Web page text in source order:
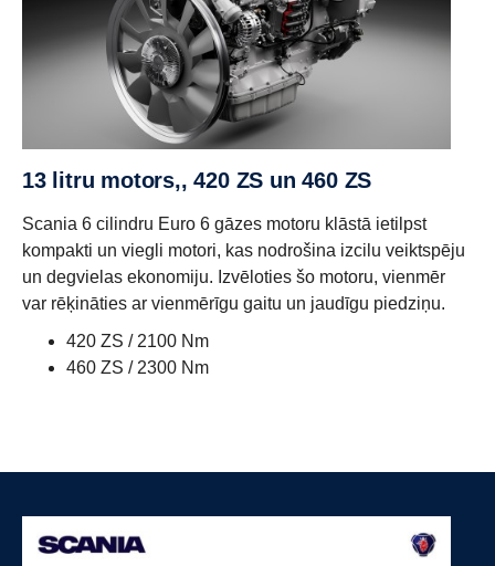
13 litru motors,, 420 ZS un 460 ZS
Scania 6 cilindru Euro 6 gāzes motoru klāstā ietilpst
kompakti un viegli motori, kas nodrošina izcilu veiktspēju
un degvielas ekonomiju. Izvēloties šo motoru, vienmēr
var rēķināties ar vienmērīgu gaitu un jaudīgu piedziņu.
420 ZS / 2100 Nm
460 ZS / 2300 Nm